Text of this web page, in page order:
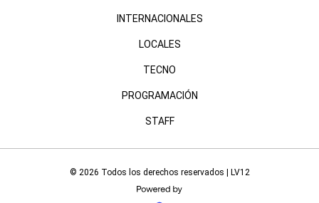
INTERNACIONALES
LOCALES
TECNO
PROGRAMACIÓN
STAFF
© 2026 Todos los derechos reservados | LV12